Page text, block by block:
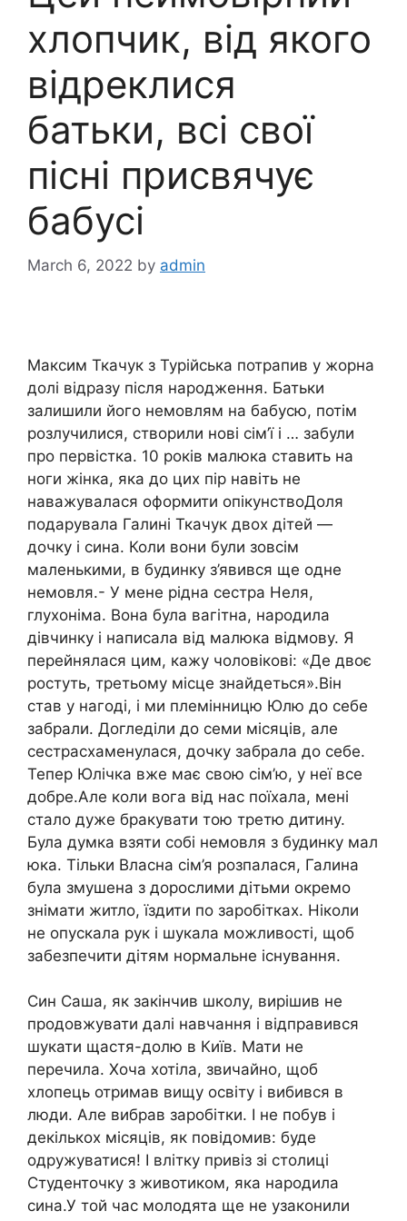
хлопчик, від якого
відреклися
батьки, всі свої
пісні присвячує
бабусі
March 6, 2022 by admin
Максим Ткачук з Турійська потрапив у жорна
долі відразу після народження. Батьки
залишили його немовлям на бабусю, потім
розлучилися, створили нові сім’ї і … забули
про первістка. 10 років малюка ставить на
ноги жінка, яка до цих пір навіть не
наважувалася оформити опікунствоДоля
подарувала Галині Ткачук двох дітей —
дочку і сина. Коли вони були зовсім
маленькими, в будинку з’явився ще одне
немовля.- У мене рідна сестра Неля,
глухоніма. Вона була вагітна, народила
дівчинку і написала від малюка відмову. Я
перейнялася цим, кажу чоловікові: «Де двоє
ростуть, третьому місце знайдеться».Він
став у нагоді, і ми племінницю Юлю до себе
забрали. Догледіли до семи місяців, але
сестрасхаменулася, дочку забрала до себе.
Тепер Юлічка вже має свою сім’ю, у неї все
добре.Але коли вога від нас поїхала, мені
стало дуже бракувати тою третю дитину.
Була думка взяти собі немовля з будинку мал
юка. Тільки Власна сім’я розпалася, Галина
була змушена з дорослими дітьми окремо
знімати житло, їздити по заробітках. Ніколи
не опускала рук і шукала можливості, щоб
забезпечити дітям нормальне існування.
Син Саша, як закінчив школу, вирішив не
продовжувати далі навчання і відправився
шукати щастя-долю в Київ. Мати не
перечила. Хоча хотіла, звичайно, щоб
хлопець отримав вищу освіту і вибився в
люди. Але вибрав заробітки. І не побув і
декількох місяців, як повідомив: буде
одружуватися! І влітку привіз зі столиці
Студенточку з животиком, яка народила
сина.У той час молодята ще не узаконили